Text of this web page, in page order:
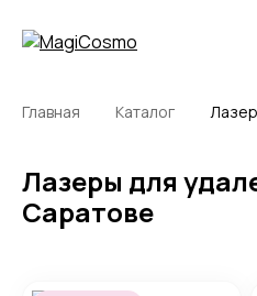
Главная Каталог
Лазеры для
Саратове